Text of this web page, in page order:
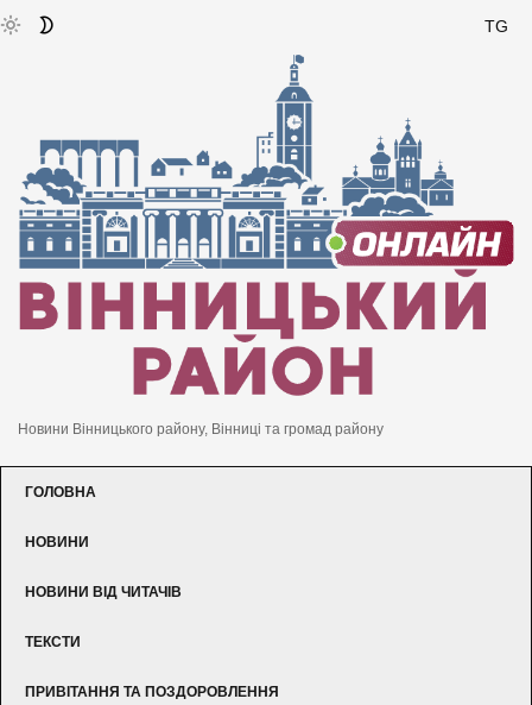
TG
Новини Вінницького району, Вінниці та громад району
ГОЛОВНА
НОВИНИ
НОВИНИ ВІД ЧИТАЧІВ
ТЕКСТИ
ПРИВІТАННЯ ТА ПОЗДОРОВЛЕННЯ